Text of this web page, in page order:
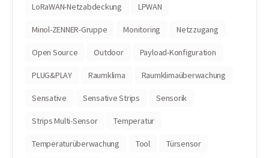
LoRaWAN-Netzabdeckung LPWAN
Minol-ZENNER-Gruppe Monitoring Netzzugang
Open Source Outdoor Payload-Konfiguration
PLUG&PLAY Raumklima Raumklimaüberwachung
Sensative Sensative Strips Sensorik
Strips Multi-Sensor Temperatur
Temperaturüberwachung Tool Türsensor